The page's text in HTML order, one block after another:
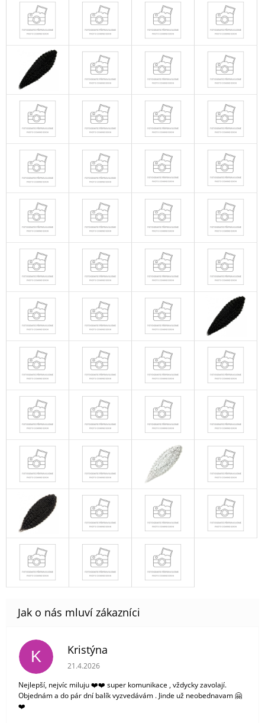
K Kristýna
Hodnocení obchodu je 5 z 5 hvězdiček.
21.4.2026
Nejlepší, nejvíc miluju ❤️❤️ super komunikace , vždycky zavolají.
Objednám a do pár dní balík vyzvedávám . Jinde už neobednavam 🤗
❤️